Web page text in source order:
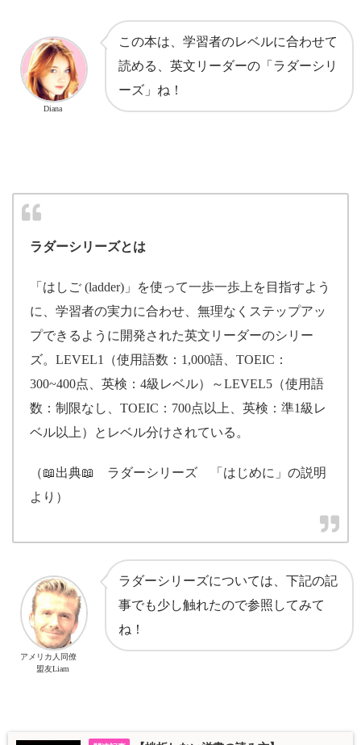
この本は、学習者のレベルに合わせて
読める、英文リーダーの「ラダーシリ
ーズ」ね！
Diana
ラダーシリーズとは
「はしご (ladder)」を使って一歩一歩上を目指すよう
に、学習者の実力に合わせ、無理なくステップアッ
プできるように開発された英文リーダーのシリー
ズ。LEVEL1（使用語数：1,000語、TOEIC：
300~400点、英検：4級レベル）～LEVEL5（使用語
数：制限なし、TOEIC：700点以上、英検：準1級レ
ベル以上）とレベル分けされている。
（📖出典📖 ラダーシリーズ 「はじめに」の説明
より）
ラダーシリーズについては、下記の記
事でも少し触れたので参照してみて
ね！
アメリカ人同僚
盟友Liam